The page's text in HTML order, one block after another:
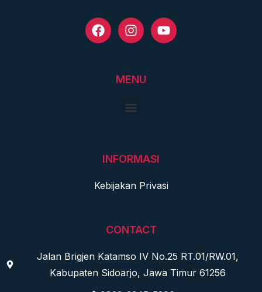
MENU
INFORMASI
Kebijakan Privasi
CONTACT
Jalan Brigjen Katamso IV No.25 RT.01/RW.01,
Kabupaten Sidoarjo, Jawa Timur 61256